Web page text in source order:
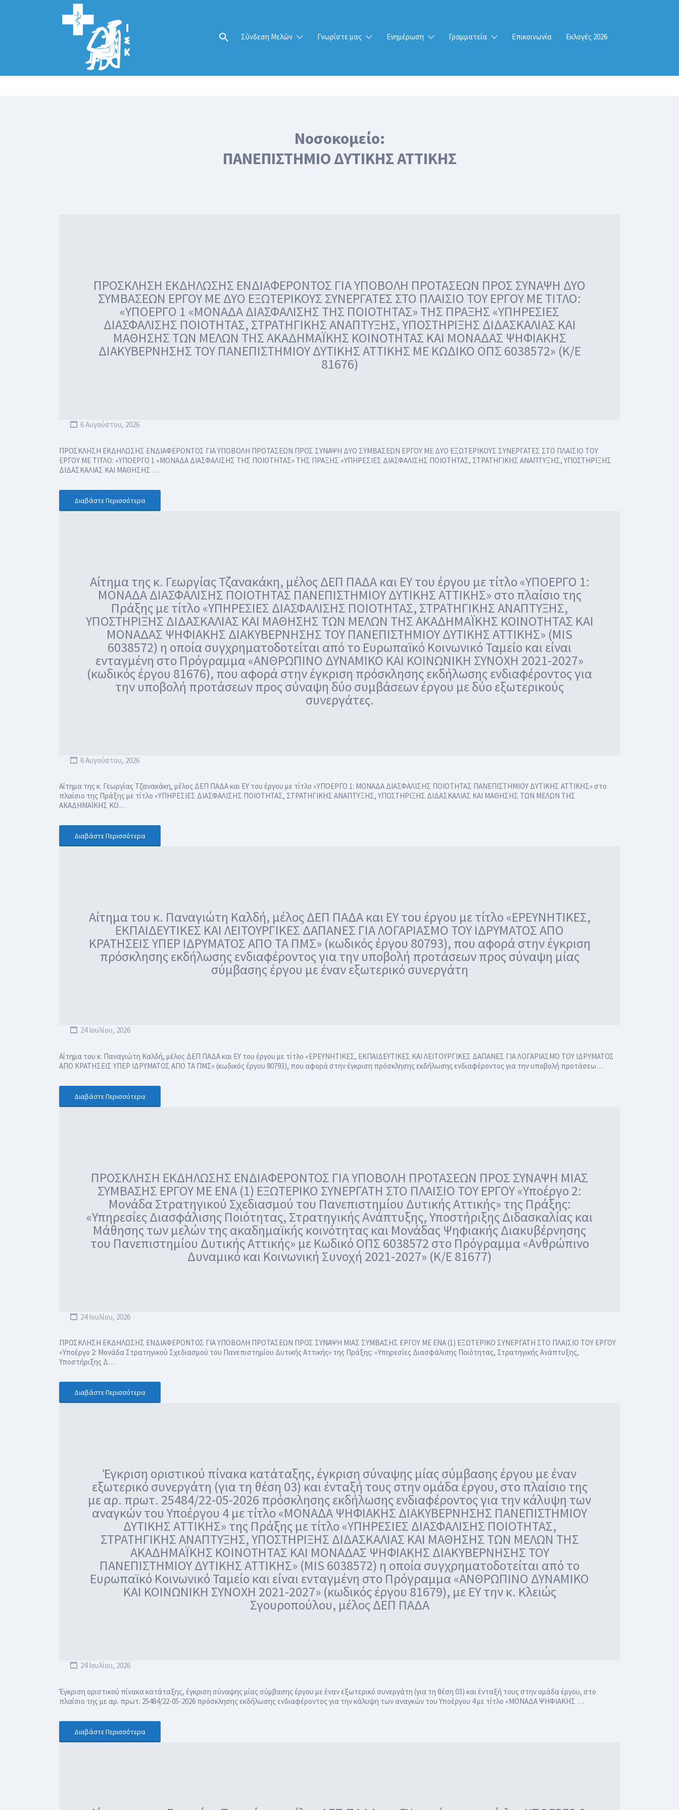
Σύνδεση Μελών Γνωρίστε μας Ενημέρωση Γραμματεία Επικοινωνία Εκλογές 2026
Αναζήτηση
για:
Νοσοκομείο:
ΠΑΝΕΠΙΣΤΗΜΙΟ ΔΥΤΙΚΗΣ ΑΤΤΙΚΗΣ
ΠΡΟΣΚΛΗΣΗ ΕΚΔΗΛΩΣΗΣ ΕΝΔΙΑΦΕΡΟΝΤΟΣ ΓΙΑ ΥΠΟΒΟΛΗ ΠΡΟΤΑΣΕΩΝ ΠΡΟΣ ΣΥΝΑΨΗ ΔΥΟ
ΣΥΜΒΑΣΕΩΝ ΕΡΓΟΥ ΜΕ ΔΥΟ ΕΞΩΤΕΡΙΚΟΥΣ ΣΥΝΕΡΓΑΤΕΣ ΣΤΟ ΠΛΑΙΣΙΟ ΤΟΥ ΕΡΓΟΥ ΜΕ ΤΙΤΛΟ:
«ΥΠΟΕΡΓΟ 1 «ΜΟΝΑΔΑ ΔΙΑΣΦΑΛΙΣΗΣ ΤΗΣ ΠΟΙΟΤΗΤΑΣ» ΤΗΣ ΠΡΑΞΗΣ «ΥΠΗΡΕΣΙΕΣ
ΔΙΑΣΦΑΛΙΣΗΣ ΠΟΙΟΤΗΤΑΣ, ΣΤΡΑΤΗΓΙΚΗΣ ΑΝΑΠΤΥΞΗΣ, ΥΠΟΣΤΗΡΙΞΗΣ ΔΙΔΑΣΚΑΛΙΑΣ ΚΑΙ
ΜΑΘΗΣΗΣ ΤΩΝ ΜΕΛΩΝ ΤΗΣ ΑΚΑΔΗΜΑΪΚΗΣ ΚΟΙΝΟΤΗΤΑΣ ΚΑΙ ΜΟΝΑΔΑΣ ΨΗΦΙΑΚΗΣ
ΔΙΑΚΥΒΕΡΝΗΣΗΣ ΤΟΥ ΠΑΝΕΠΙΣΤΗΜΙΟΥ ΔΥΤΙΚΗΣ ΑΤΤΙΚΗΣ ΜΕ ΚΩΔΙΚΟ ΟΠΣ 6038572» (Κ/Ε
81676)
6 Αυγούστου, 2026
ΠΡΟΣΚΛΗΣΗ ΕΚΔΗΛΩΣΗΣ ΕΝΔΙΑΦΕΡΟΝΤΟΣ ΓΙΑ ΥΠΟΒΟΛΗ ΠΡΟΤΑΣΕΩΝ ΠΡΟΣ ΣΥΝΑΨΗ ΔΥΟ ΣΥΜΒΑΣΕΩΝ ΕΡΓΟΥ ΜΕ ΔΥΟ ΕΞΩΤΕΡΙΚΟΥΣ ΣΥΝΕΡΓΑΤΕΣ ΣΤΟ ΠΛΑΙΣΙΟ ΤΟΥ
ΕΡΓΟΥ ΜΕ ΤΙΤΛΟ: «ΥΠΟΕΡΓΟ 1 «ΜΟΝΑΔΑ ΔΙΑΣΦΑΛΙΣΗΣ ΤΗΣ ΠΟΙΟΤΗΤΑΣ» ΤΗΣ ΠΡΑΞΗΣ «ΥΠΗΡΕΣΙΕΣ ΔΙΑΣΦΑΛΙΣΗΣ ΠΟΙΟΤΗΤΑΣ, ΣΤΡΑΤΗΓΙΚΗΣ ΑΝΑΠΤΥΞΗΣ, ΥΠΟΣΤΗΡΙΞΗΣ
ΔΙΔΑΣΚΑΛΙΑΣ ΚΑΙ ΜΑΘΗΣΗΣ …
Διαβάστε Περισσότερα
Αίτημα της κ. Γεωργίας Τζανακάκη, μέλος ΔΕΠ ΠΑΔΑ και ΕΥ του έργου με τίτλο «ΥΠΟΕΡΓΟ 1:
ΜΟΝΑΔΑ ΔΙΑΣΦΑΛΙΣΗΣ ΠΟΙΟΤΗΤΑΣ ΠΑΝΕΠΙΣΤΗΜΙΟΥ ΔΥΤΙΚΗΣ ΑΤΤΙΚΗΣ» στο πλαίσιο της
Πράξης με τίτλο «ΥΠΗΡΕΣΙΕΣ ΔΙΑΣΦΑΛΙΣΗΣ ΠΟΙΟΤΗΤΑΣ, ΣΤΡΑΤΗΓΙΚΗΣ ΑΝΑΠΤΥΞΗΣ,
ΥΠΟΣΤΗΡΙΞΗΣ ΔΙΔΑΣΚΑΛΙΑΣ ΚΑΙ ΜΑΘΗΣΗΣ ΤΩΝ ΜΕΛΩΝ ΤΗΣ ΑΚΑΔΗΜΑΪΚΗΣ ΚΟΙΝΟΤΗΤΑΣ ΚΑΙ
ΜΟΝΑΔΑΣ ΨΗΦΙΑΚΗΣ ΔΙΑΚΥΒΕΡΝΗΣΗΣ ΤΟΥ ΠΑΝΕΠΙΣΤΗΜΙΟΥ ΔΥΤΙΚΗΣ ΑΤΤΙΚΗΣ» (MIS
6038572) η οποία συγχρηματοδοτείται από το Ευρωπαϊκό Κοινωνικό Ταμείο και είναι
ενταγμένη στο Πρόγραμμα «ΑΝΘΡΩΠΙΝΟ ΔΥΝΑΜΙΚΟ ΚΑΙ ΚΟΙΝΩΝΙΚΗ ΣΥΝΟΧΗ 2021-2027»
(κωδικός έργου 81676), που αφορά στην έγκριση πρόσκλησης εκδήλωσης ενδιαφέροντος για
την υποβολή προτάσεων προς σύναψη δύο συμβάσεων έργου με δύο εξωτερικούς
συνεργάτες.
6 Αυγούστου, 2026
Αίτημα της κ. Γεωργίας Τζανακάκη, μέλος ΔΕΠ ΠΑΔΑ και ΕΥ του έργου με τίτλο «ΥΠΟΕΡΓΟ 1: ΜΟΝΑΔΑ ΔΙΑΣΦΑΛΙΣΗΣ ΠΟΙΟΤΗΤΑΣ ΠΑΝΕΠΙΣΤΗΜΙΟΥ ΔΥΤΙΚΗΣ ΑΤΤΙΚΗΣ» στο
πλαίσιο της Πράξης με τίτλο «ΥΠΗΡΕΣΙΕΣ ΔΙΑΣΦΑΛΙΣΗΣ ΠΟΙΟΤΗΤΑΣ, ΣΤΡΑΤΗΓΙΚΗΣ ΑΝΑΠΤΥΞΗΣ, ΥΠΟΣΤΗΡΙΞΗΣ ΔΙΔΑΣΚΑΛΙΑΣ ΚΑΙ ΜΑΘΗΣΗΣ ΤΩΝ ΜΕΛΩΝ ΤΗΣ
ΑΚΑΔΗΜΑΪΚΗΣ ΚΟ…
Διαβάστε Περισσότερα
Αίτημα του κ. Παναγιώτη Καλδή, μέλος ΔΕΠ ΠΑΔΑ και ΕΥ του έργου με τίτλο «ΕΡΕΥΝΗΤΙΚΕΣ,
ΕΚΠΑΙΔΕΥΤΙΚΕΣ ΚΑΙ ΛΕΙΤΟΥΡΓΙΚΕΣ ΔΑΠΑΝΕΣ ΓΙΑ ΛΟΓΑΡΙΑΣΜΟ ΤΟΥ ΙΔΡΥΜΑΤΟΣ ΑΠΟ
ΚΡΑΤΗΣΕΙΣ ΥΠΕΡ ΙΔΡΥΜΑΤΟΣ ΑΠΟ ΤΑ ΠΜΣ» (κωδικός έργου 80793), που αφορά στην έγκριση
πρόσκλησης εκδήλωσης ενδιαφέροντος για την υποβολή προτάσεων προς σύναψη μίας
σύμβασης έργου με έναν εξωτερικό συνεργάτη
24 Ιουλίου, 2026
Αίτημα του κ. Παναγιώτη Καλδή, μέλος ΔΕΠ ΠΑΔΑ και ΕΥ του έργου με τίτλο «ΕΡΕΥΝΗΤΙΚΕΣ, ΕΚΠΑΙΔΕΥΤΙΚΕΣ ΚΑΙ ΛΕΙΤΟΥΡΓΙΚΕΣ ΔΑΠΑΝΕΣ ΓΙΑ ΛΟΓΑΡΙΑΣΜΟ ΤΟΥ ΙΔΡΥΜΑΤΟΣ
ΑΠΟ ΚΡΑΤΗΣΕΙΣ ΥΠΕΡ ΙΔΡΥΜΑΤΟΣ ΑΠΟ ΤΑ ΠΜΣ» (κωδικός έργου 80793), που αφορά στην έγκριση πρόσκλησης εκδήλωσης ενδιαφέροντος για την υποβολή προτάσεω…
Διαβάστε Περισσότερα
ΠΡΟΣΚΛΗΣΗ ΕΚΔΗΛΩΣΗΣ ΕΝΔΙΑΦΕΡΟΝΤΟΣ ΓΙΑ ΥΠΟΒΟΛΗ ΠΡΟΤΑΣΕΩΝ ΠΡΟΣ ΣΥΝΑΨΗ ΜΙΑΣ
ΣΥΜΒΑΣΗΣ ΕΡΓΟΥ ΜΕ ΕΝΑ (1) ΕΞΩΤΕΡΙΚΟ ΣΥΝΕΡΓΑΤΗ ΣΤΟ ΠΛΑΙΣΙΟ ΤΟΥ ΕΡΓΟΥ «Υποέργο 2:
Μονάδα Στρατηγικού Σχεδιασμού του Πανεπιστημίου Δυτικής Αττικής» της Πράξης:
«Υπηρεσίες Διασφάλισης Ποιότητας, Στρατηγικής Ανάπτυξης, Υποστήριξης Διδασκαλίας και
Μάθησης των μελών της ακαδημαϊκής κοινότητας και Μονάδας Ψηφιακής Διακυβέρνησης
του Πανεπιστημίου Δυτικής Αττικής» με Κωδικό ΟΠΣ 6038572 στο Πρόγραμμα «Ανθρώπινο
Δυναμικό και Κοινωνική Συνοχή 2021-2027» (Κ/Ε 81677)
24 Ιουλίου, 2026
ΠΡΟΣΚΛΗΣΗ ΕΚΔΗΛΩΣΗΣ ΕΝΔΙΑΦΕΡΟΝΤΟΣ ΓΙΑ ΥΠΟΒΟΛΗ ΠΡΟΤΑΣΕΩΝ ΠΡΟΣ ΣΥΝΑΨΗ ΜΙΑΣ ΣΥΜΒΑΣΗΣ ΕΡΓΟΥ ΜΕ ΕΝΑ (1) ΕΞΩΤΕΡΙΚΟ ΣΥΝΕΡΓΑΤΗ ΣΤΟ ΠΛΑΙΣΙΟ ΤΟΥ ΕΡΓΟΥ
«Υποέργο 2: Μονάδα Στρατηγικού Σχεδιασμού του Πανεπιστημίου Δυτικής Αττικής» της Πράξης: «Υπηρεσίες Διασφάλισης Ποιότητας, Στρατηγικής Ανάπτυξης,
Υποστήριξης Δ…
Διαβάστε Περισσότερα
Έγκριση οριστικού πίνακα κατάταξης, έγκριση σύναψης μίας σύμβασης έργου με έναν
εξωτερικό συνεργάτη (για τη θέση 03) και ένταξή τους στην ομάδα έργου, στο πλαίσιο της
με αρ. πρωτ. 25484/22-05-2026 πρόσκλησης εκδήλωσης ενδιαφέροντος για την κάλυψη των
αναγκών του Υποέργου 4 με τίτλο «ΜΟΝΑΔΑ ΨΗΦΙΑΚΗΣ ΔΙΑΚΥΒΕΡΝΗΣΗΣ ΠΑΝΕΠΙΣΤΗΜΙΟΥ
ΔΥΤΙΚΗΣ ΑΤΤΙΚΗΣ» της Πράξης με τίτλο «ΥΠΗΡΕΣΙΕΣ ΔΙΑΣΦΑΛΙΣΗΣ ΠΟΙΟΤΗΤΑΣ,
ΣΤΡΑΤΗΓΙΚΗΣ ΑΝΑΠΤΥΞΗΣ, ΥΠΟΣΤΗΡΙΞΗΣ ΔΙΔΑΣΚΑΛΙΑΣ ΚΑΙ ΜΑΘΗΣΗΣ ΤΩΝ ΜΕΛΩΝ ΤΗΣ
ΑΚΑΔΗΜΑΪΚΗΣ ΚΟΙΝΟΤΗΤΑΣ ΚΑΙ ΜΟΝΑΔΑΣ ΨΗΦΙΑΚΗΣ ΔΙΑΚΥΒΕΡΝΗΣΗΣ ΤΟΥ
ΠΑΝΕΠΙΣΤΗΜΙΟΥ ΔΥΤΙΚΗΣ ΑΤΤΙΚΗΣ» (MIS 6038572) η οποία συγχρηματοδοτείται από το
Ευρωπαϊκό Κοινωνικό Ταμείο και είναι ενταγμένη στο Πρόγραμμα «ΑΝΘΡΩΠΙΝΟ ΔΥΝΑΜΙΚΟ
ΚΑΙ ΚΟΙΝΩΝΙΚΗ ΣΥΝΟΧΗ 2021-2027» (κωδικός έργου 81679), με ΕΥ την κ. Κλειώς
Σγουροπούλου, μέλος ΔΕΠ ΠΑΔΑ
24 Ιουλίου, 2026
Έγκριση οριστικού πίνακα κατάταξης, έγκριση σύναψης μίας σύμβασης έργου με έναν εξωτερικό συνεργάτη (για τη θέση 03) και ένταξή τους στην ομάδα έργου, στο
πλαίσιο της με αρ. πρωτ. 25484/22-05-2026 πρόσκλησης εκδήλωσης ενδιαφέροντος για την κάλυψη των αναγκών του Υποέργου 4 με τίτλο «ΜΟΝΑΔΑ ΨΗΦΙΑΚΗΣ …
Διαβάστε Περισσότερα